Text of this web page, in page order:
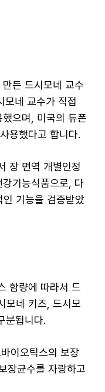
든 드시모네 교수
모네 교수가 직접
으며, 미국의 듀폰
용했다고 합니다.
장 면역 개별인정
기능식품으로, 다
기능을 검증받았
함량에 따라서 드
모네 키즈, 드시모
분됩니다.
이오틱스의 보장
장균수를 자랑하고